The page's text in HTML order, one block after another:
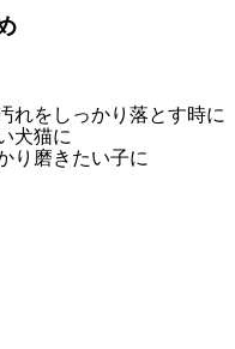
れをしっかり落とす時に
犬猫に
り磨きたい子に